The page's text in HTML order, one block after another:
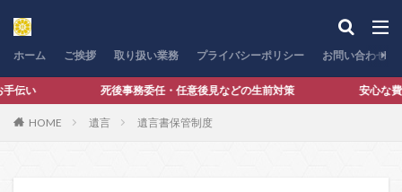
ホーム ご挨拶 取り扱い業務 プライバシーポリシー お問い合わせ
お手伝い 死後事務委任・任意後見などの生前対策 安心な費用設定
HOME 遺言 遺言書保管制度